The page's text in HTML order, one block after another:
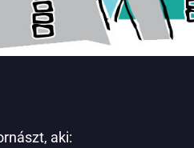
aki: